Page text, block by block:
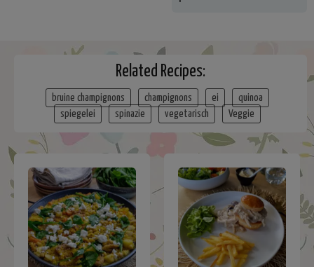
Related Recipes:
bruine champignons champignons ei
quinoa
spiegelei
spinazie vegetarisch Veggie